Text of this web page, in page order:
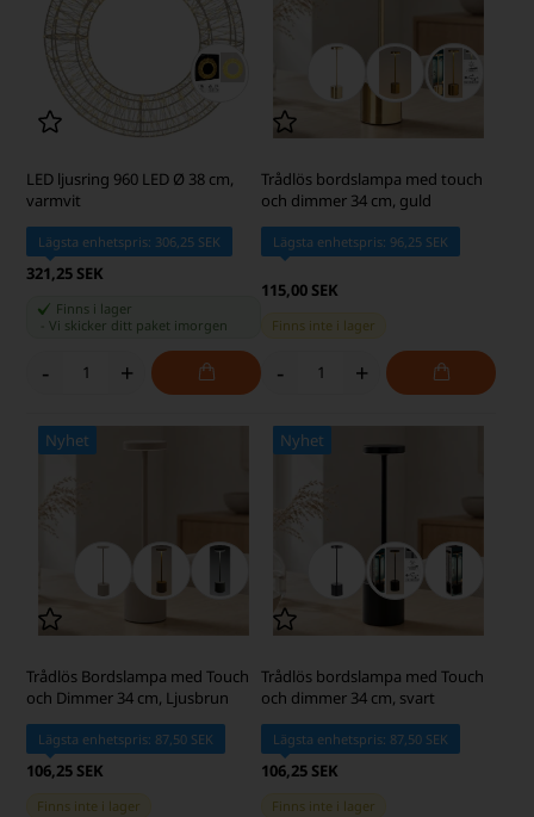
LED ljusring 960 LED Ø 38 cm,
varmvit
Lägsta enhetspris: 306,25 SEK
321,25 SEK
Finns i lager
-Vi skicker ditt paket imorgen
- +
Trådlös bordslampa med touch
och dimmer 34 cm, guld
Lägsta enhetspris: 96,25 SEK
115,00 SEK
Finns inte i lager
- +
Nyhet
Trådlös Bordslampa med Touch
och Dimmer 34 cm, Ljusbrun
Lägsta enhetspris: 87,50 SEK
106,25 SEK
Finns inte i lager
Nyhet
Trådlös bordslampa med Touch
och dimmer 34 cm, svart
Lägsta enhetspris: 87,50 SEK
106,25 SEK
Finns inte i lager